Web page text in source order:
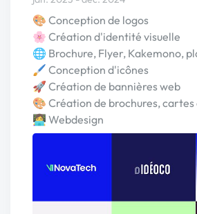
🎨 Conception de logos
🌸 Création d'identité visuelle
🌐 Brochure, Flyer, Kakemono,
🖌️ Conception d'icônes
🚀 Création de bannières web
🎨 Création de brochures, cartes
👩‍💻 Webdesign